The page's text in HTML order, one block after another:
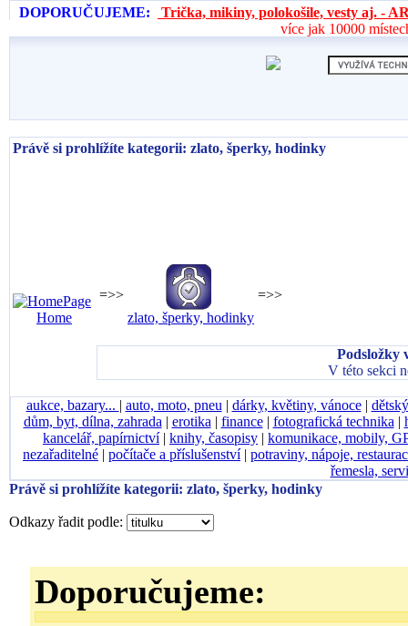
DOPORUČUJEME:
Trička, mikiny, polokošile, vesty aj. -
více jak 10000
Právě si prohlížíte kategorii: zlato, šperky, hodinky
Home
=>>
zlato, šperky, hodinky
=>>
Podsložky
V této sekci
aukce, bazary... | auto, moto, pneu | dárky, květiny, vánoce|
dům, byt, dílna, zahrada | erotika | finance| fotografická technika |
kancelář, papírnictví| knihy, časopisy | komunikace, mobily,
nezařaditelné | počítače a příslušenství| potraviny, nápoje,
řemesla,
Právě si prohlížíte kategorii: zlato, šperky, hodinky
Odkazy řadit podle:
Doporučujeme: